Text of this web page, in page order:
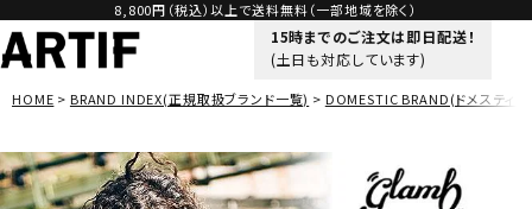
8,800円（税込）以上で送料無料（一部地域を除く）
15時までのご注文は即日配送！
(土日も対応しています)
HOME BRAND INDEX(正規取扱ブランド一覧) DOMESTIC BRAND(ドメスティッ